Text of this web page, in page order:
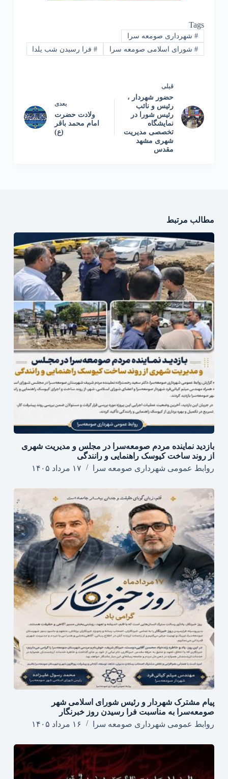
Tags
#شهرداری صومعه سرا
#شورای اسلامی صومعه سرا #فرا رسیدن شب یلدا
قبلی
حضور شهردار ،
رئیس و نائب
رئیس شورا در
نمایشگاه
تخصصی مدیریت
شهری مشهد
مقدس
بعدی
ولادت حضرت
امام محمد باقر
(ع)
مطالب مرتبط
بازدید نماینده مردم صومعه‌سرا در مجلس و مدیریت شهری
از روند ساخت کیوسک راهنمایی و رانندگی
روابط عمومی شهرداری صومعه سرا
۱۷ مرداد ۱۴۰۵
پیام مشترک شهردار و رئیس شورای اسلامی شهر
صومعه‌سرا به مناسبت فرا رسیدن روز خبرنگار
روابط عمومی شهرداری صومعه سرا
۱۶ مرداد ۱۴۰۵